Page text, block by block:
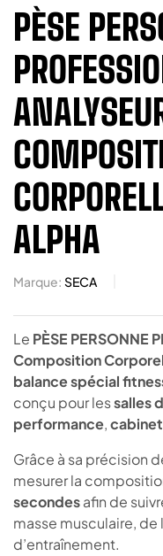
PÈSE
ALPHA
Marque: SECA
Le PÈSE PERSONNE
Composition
balance spécial
conçu pour lessalles
performance,
Grâce à sa précision
mesurer la
secondesafin de
masse musculaire,
d’entraînement.